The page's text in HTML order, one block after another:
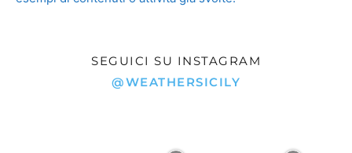
SEGUICI SU INSTAGRAM
@WEATHERSICILY